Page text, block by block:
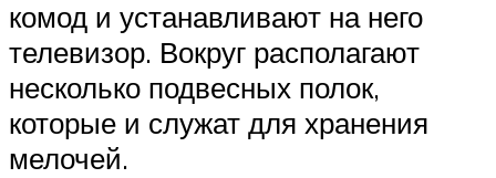
комод и устанавливают на него
телевизор. Вокруг располагают
несколько подвесных полок,
которые и служат для хранения
мелочей.